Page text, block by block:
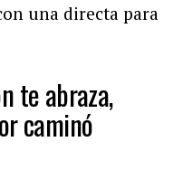
una directa para
te abraza,
caminó